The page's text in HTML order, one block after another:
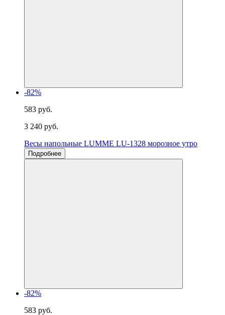
-82%
583 руб.
3 240 руб.
Весы напольные LUMME LU-1328 морозное утро
Подробнее
-82%
583 руб.